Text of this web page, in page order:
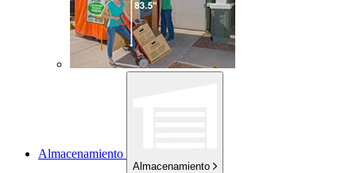
Almacenamiento
Almacenamiento